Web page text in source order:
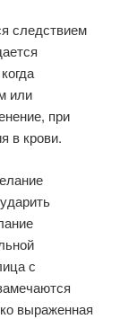
следствием
или
при
в крови.
с
выраженная